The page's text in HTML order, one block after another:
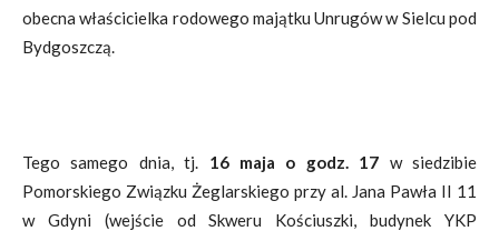
obecna właścicielka rodowego majątku Unrugów w Sielcu pod
Bydgoszczą.
Tego samego dnia, tj. 16 maja o godz. 17 w siedzibie
Pomorskiego Związku Żeglarskiego przy al. Jana Pawła II 11
w Gdyni (wejście od Skweru Kościuszki, budynek YKP